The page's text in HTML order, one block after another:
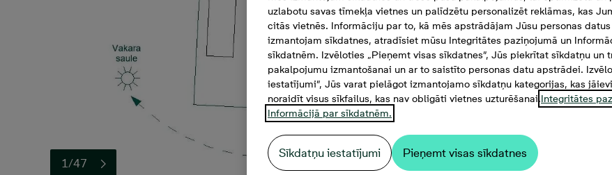
1/47
uzlabotu savas tīmekļa vietnes un palīdzētu personalizēt reklāmas, kas
citās vietnēs. Informāciju par to, kā mēs apstrādājam Jūsu personas
izmantojam sīkdatnes, atradīsiet mūsu Integritātes paziņojumā un
sīkdatnēm. Izvēloties „Pieņemt visas sīkdatnes”, Jūs piekrītat sīkdatņu un
pakalpojumu izmantošanai un ar to saistīto personas datu apstrādei.
iestatījumi”, Jūs varat pielāgot izmantojamo sīkdatņu kategorijas, kas
noraidīt visus sīkfailus, kas nav obligāti vietnes uzturēšanai.Integritātes
Informācijā par sīkdatnēm.
Sīkdatņu iestatījumi Pieņemt visas sīkdatnes